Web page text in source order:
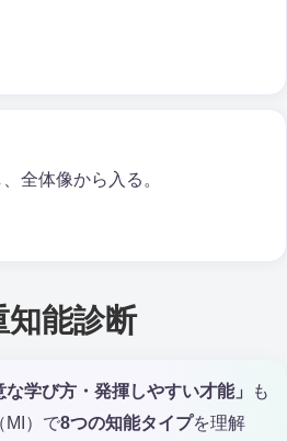
全体像から入る。
知能診断
な学び方・発揮しやすい才能」
も
MI）で8つの知能タイプを理解